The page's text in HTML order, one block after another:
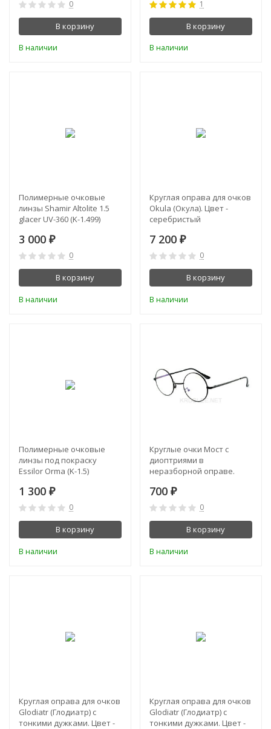
0
В корзину
В наличии
1
В корзину
В наличии
Полимерные очковые
линзы Shamir Altolite 1.5
glacer UV-360 (K-1.499)
3 000 ₽
0
В корзину
В наличии
Круглая оправа для очков
Okula (Окула). Цвет -
серебристый
7 200 ₽
0
В корзину
В наличии
Полимерные очковые
линзы под покраску
Essilor Orma (K-1.5)
1 300 ₽
0
В корзину
В наличии
Круглые очки Мост с
диоптриями в
неразборной оправе.
700 ₽
0
В корзину
В наличии
Круглая оправа для очков
Glodiatr (Глодиатр) c
тонкими дужками. Цвет -
Круглая оправа для очков
Glodiatr (Глодиатр) c
тонкими дужками. Цвет -